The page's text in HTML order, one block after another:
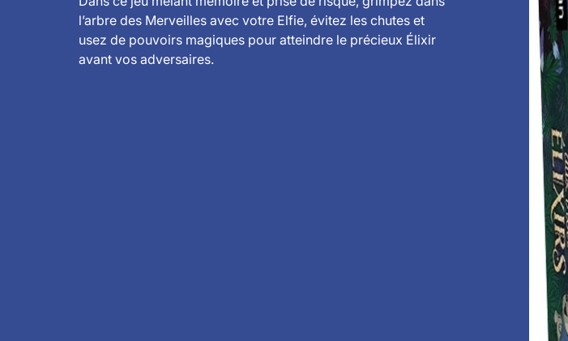
l’arbre des Merveilles avec votre Elfie, évitez les chutes et
usez de pouvoirs magiques pour atteindre le précieux Élixir
avant vos adversaires.